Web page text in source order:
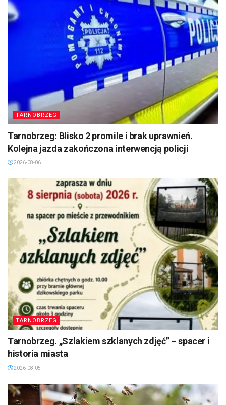
TARNOBRZEG
Tarnobrzeg: Blisko 2 promile i brak uprawnień.
Kolejna jazda zakończona interwencją policji
2026-08-06
TARNOBRZEG
Tarnobrzeg. „Szlakiem szklanych zdjęć” – spacer i
historia miasta
2026-08-05